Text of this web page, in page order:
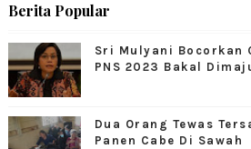
Berita Popular
Sri Mulyani Bocorkan
PNS 2023 Bakal
Dua Orang Tewas
Panen Cabe Di Sawah